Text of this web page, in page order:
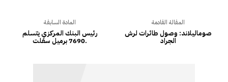
المادة السابقة
رئيس البنك المركزي يتسلم
7690 برميل سفلت.
المقالة القادمة
صوماليلاند: وصول طائرات لرش
الجراد